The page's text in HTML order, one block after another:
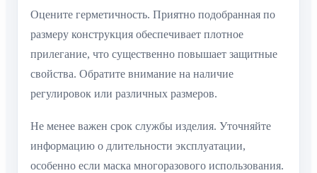
Оцените герметичность. Приятно подобранная по
размеру конструкция обеспечивает плотное
прилегание, что существенно повышает защитные
свойства. Обратите внимание на наличие
регулировок или различных размеров.
Не менее важен срок службы изделия. Уточняйте
информацию о длительности эксплуатации,
особенно если маска многоразового использования.